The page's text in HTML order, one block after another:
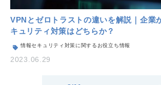
VPNとゼロトラストの違いを解説｜企業
キュリティ対策はどちらか？
情報セキュリティ対策に関するお役立ち情報
2023.06.29